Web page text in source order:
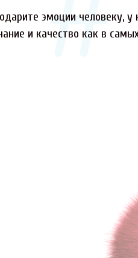
эмоции человеку, у
и качество как в